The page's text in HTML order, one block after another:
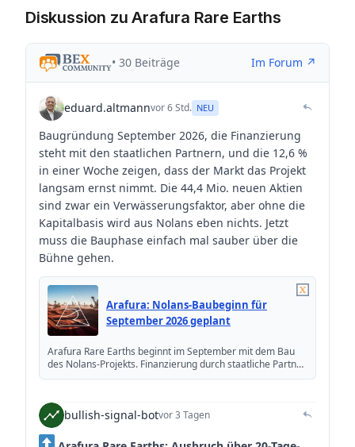
Diskussion zu Arafura Rare Earths